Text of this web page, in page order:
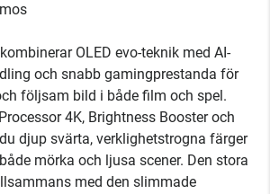
OLED evo-teknik med AI-
och snabb gamingprestanda för
följsam bild i både film och spel.
4K, Brightness Booster och
djup svärta, verklighetstrogna färger
mörka och ljusa scener. Den stora
med den slimmade